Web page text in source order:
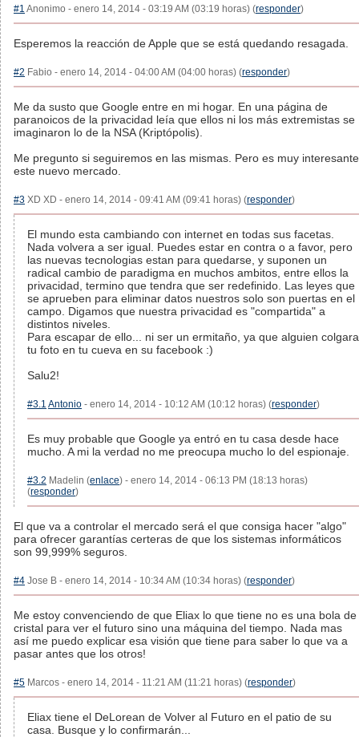
#1 Anonimo - enero 14, 2014 - 03:19 AM (03:19 horas) (responder)
Esperemos la reacción de Apple que se está quedando resagada.
#2 Fabio - enero 14, 2014 - 04:00 AM (04:00 horas) (responder)
Me da susto que Google entre en mi hogar. En una página de
paranoicos de la privacidad leía que ellos ni los más extremistas se
imaginaron lo de la NSA (Kriptópolis).
Me pregunto si seguiremos en las mismas. Pero es muy interesante
este nuevo mercado.
#3 XD XD - enero 14, 2014 - 09:41 AM (09:41 horas) (responder)
El mundo esta cambiando con internet en todas sus facetas.
Nada volvera a ser igual. Puedes estar en contra o a favor, pero
las nuevas tecnologias estan para quedarse, y suponen un
radical cambio de paradigma en muchos ambitos, entre ellos la
privacidad, termino que tendra que ser redefinido. Las leyes que
se aprueben para eliminar datos nuestros solo son puertas en el
campo. Digamos que nuestra privacidad es "compartida" a
distintos niveles.
Para escapar de ello... ni ser un ermitaño, ya que alguien colgara
tu foto en tu cueva en su facebook :)
Salu2!
#3.1 Antonio - enero 14, 2014 - 10:12 AM (10:12 horas) (responder)
Es muy probable que Google ya entró en tu casa desde hace
mucho. A mi la verdad no me preocupa mucho lo del espionaje.
#3.2 Madelin (enlace) - enero 14, 2014 - 06:13 PM (18:13 horas)
(responder)
El que va a controlar el mercado será el que consiga hacer "algo"
para ofrecer garantías certeras de que los sistemas informáticos
son 99,999% seguros.
#4 Jose B - enero 14, 2014 - 10:34 AM (10:34 horas) (responder)
Me estoy convenciendo de que Eliax lo que tiene no es una bola de
cristal para ver el futuro sino una máquina del tiempo. Nada mas
así me puedo explicar esa visión que tiene para saber lo que va a
pasar antes que los otros!
#5 Marcos - enero 14, 2014 - 11:21 AM (11:21 horas) (responder)
Eliax tiene el DeLorean de Volver al Futuro en el patio de su
casa. Busque y lo confirmarán...